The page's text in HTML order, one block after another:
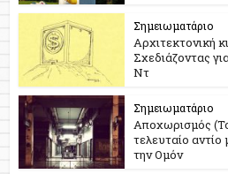
Σημειωματάριο
Αρχιτεκτονική
Σχεδιάζοντας
Ντ
Σημειωματάριο
Αποχωρισμός
τελευταίο αντίο
την Ομόν